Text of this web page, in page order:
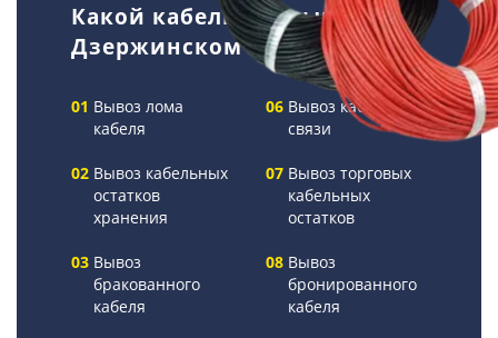
Какой кабель мы вывозим в
Дзержинском
Вывоз лома
кабеля
Вывоз кабельных
остатков
хранения
Вывоз
бракованного
кабеля
Вывоз кабелей
связи
Вывоз торговых
кабельных
остатков
Вывоз
бронированного
кабеля